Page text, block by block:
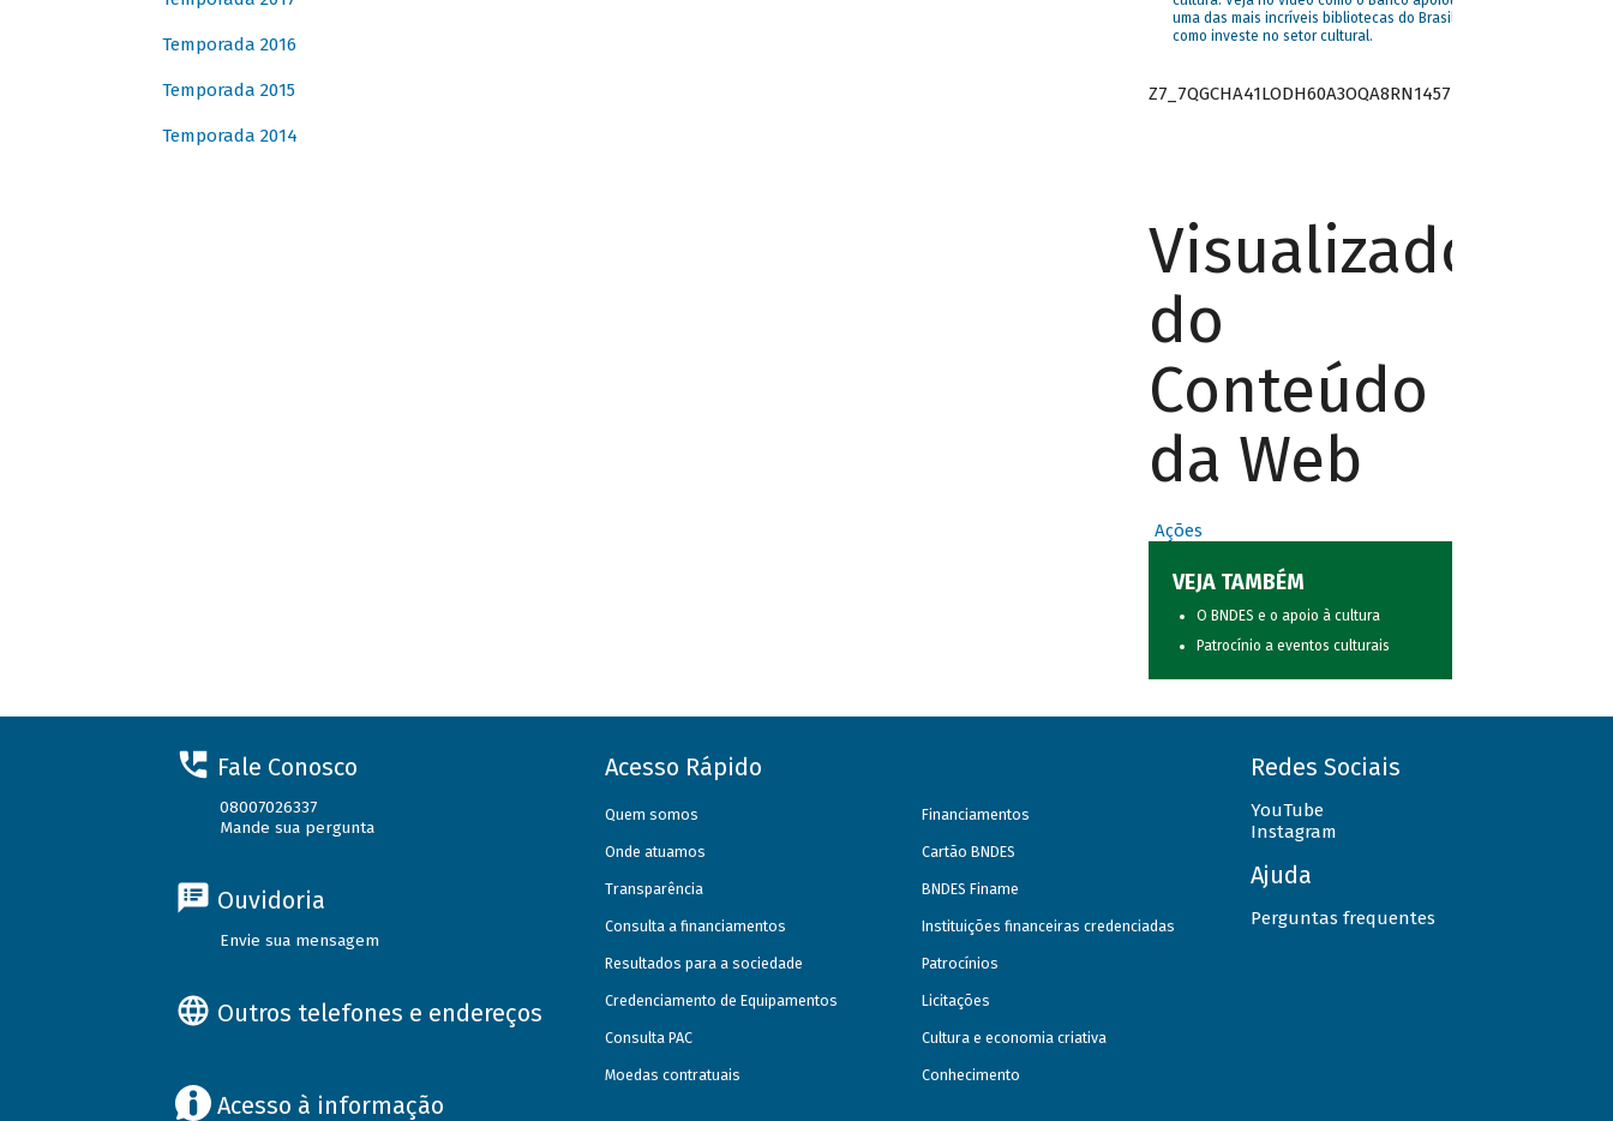
Temporada 2016
Temporada 2015
Temporada 2014
uma das mais incríveis bibliotecas do Brasil e
como investe no setor cultural.
Z7_7QGCHA41LODH60A3OQA8RN1457
Visualizador
do
Conteúdo
da Web
Ações
VEJA TAMBÉM
O BNDES e o apoio à cultura
Patrocínio a eventos culturais
Fale Conosco
08007026337
Mande sua pergunta
Ouvidoria
Envie sua mensagem
Outros telefones e endereços
Acesso à informação
Acesso Rápido
Quem somos
Onde atuamos
Transparência
Consulta a financiamentos
Resultados para a sociedade
Credenciamento de Equipamentos
Consulta PAC
Moedas contratuais
Financiamentos
Cartão BNDES
BNDES Finame
Instituições financeiras credenciadas
Patrocínios
Licitações
Cultura e economia criativa
Conhecimento
Redes Sociais
YouTube
Instagram
Ajuda
Perguntas frequentes